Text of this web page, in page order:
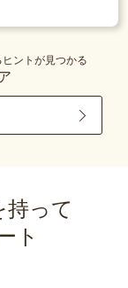
ントが見つかる
って
ト